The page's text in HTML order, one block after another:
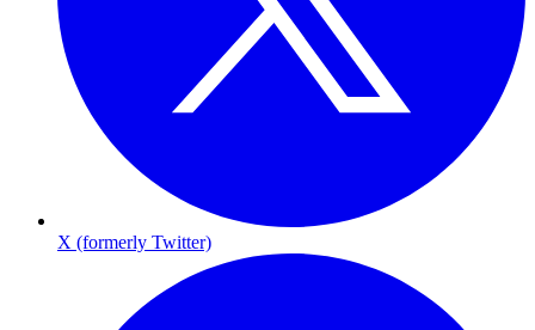
X (formerly Twitter)